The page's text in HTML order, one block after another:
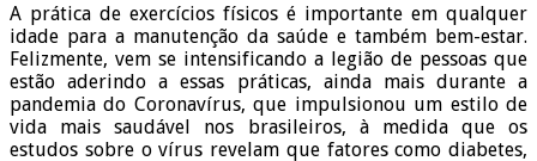
A prática de exercícios físicos é importante em qualquer
idade para a manutenção da saúde e também bem-estar.
Felizmente, vem se intensificando a legião de pessoas que
estão aderindo a essas práticas, ainda mais durante a
pandemia do Coronavírus, que impulsionou um estilo de
vida mais saudável nos brasileiros, à medida que os
estudos sobre o vírus revelam que fatores como diabetes,